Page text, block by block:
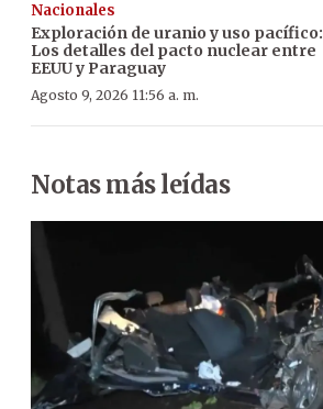
Nacionales
Exploración de uranio y uso pacífico:
Los detalles del pacto nuclear entre
EEUU y Paraguay
Agosto 9, 2026 11:56 a. m.
Notas más leídas